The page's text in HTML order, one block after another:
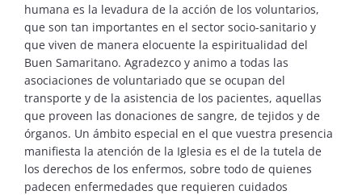
humana es la levadura de la acción de los voluntarios,
que son tan importantes en el sector socio-sanitario y
que viven de manera elocuente la espiritualidad del
Buen Samaritano. Agradezco y animo a todas las
asociaciones de voluntariado que se ocupan del
transporte y de la asistencia de los pacientes, aquellas
que proveen las donaciones de sangre, de tejidos y de
órganos. Un ámbito especial en el que vuestra presencia
manifiesta la atención de la Iglesia es el de la tutela de
los derechos de los enfermos, sobre todo de quienes
padecen enfermedades que requieren cuidados